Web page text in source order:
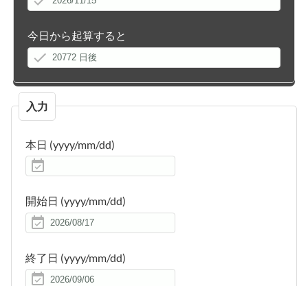
今日から起算すると
入力
本日 (yyyy/mm/dd)
開始日 (yyyy/mm/dd)
終了日 (yyyy/mm/dd)